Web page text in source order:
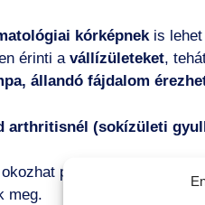
kórképnekis lehet
érinti a vállízületeket,
állandó fájdalom
arthritisnél (sokízületi
panaszokat,
meg.